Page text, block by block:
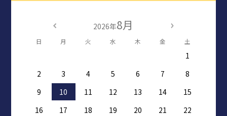
2026年8月
日 月 火 水 木 金 土
1
2
3 4 5 6 7
8
9
10 11 12 13 14
15
16
17 18 19 20 21
22